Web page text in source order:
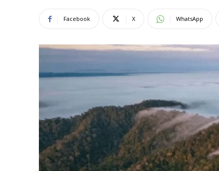
Facebook X WhatsApp